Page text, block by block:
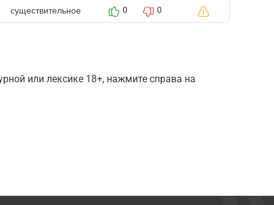
существительное 0 0
или лексике 18+, нажмите справа на